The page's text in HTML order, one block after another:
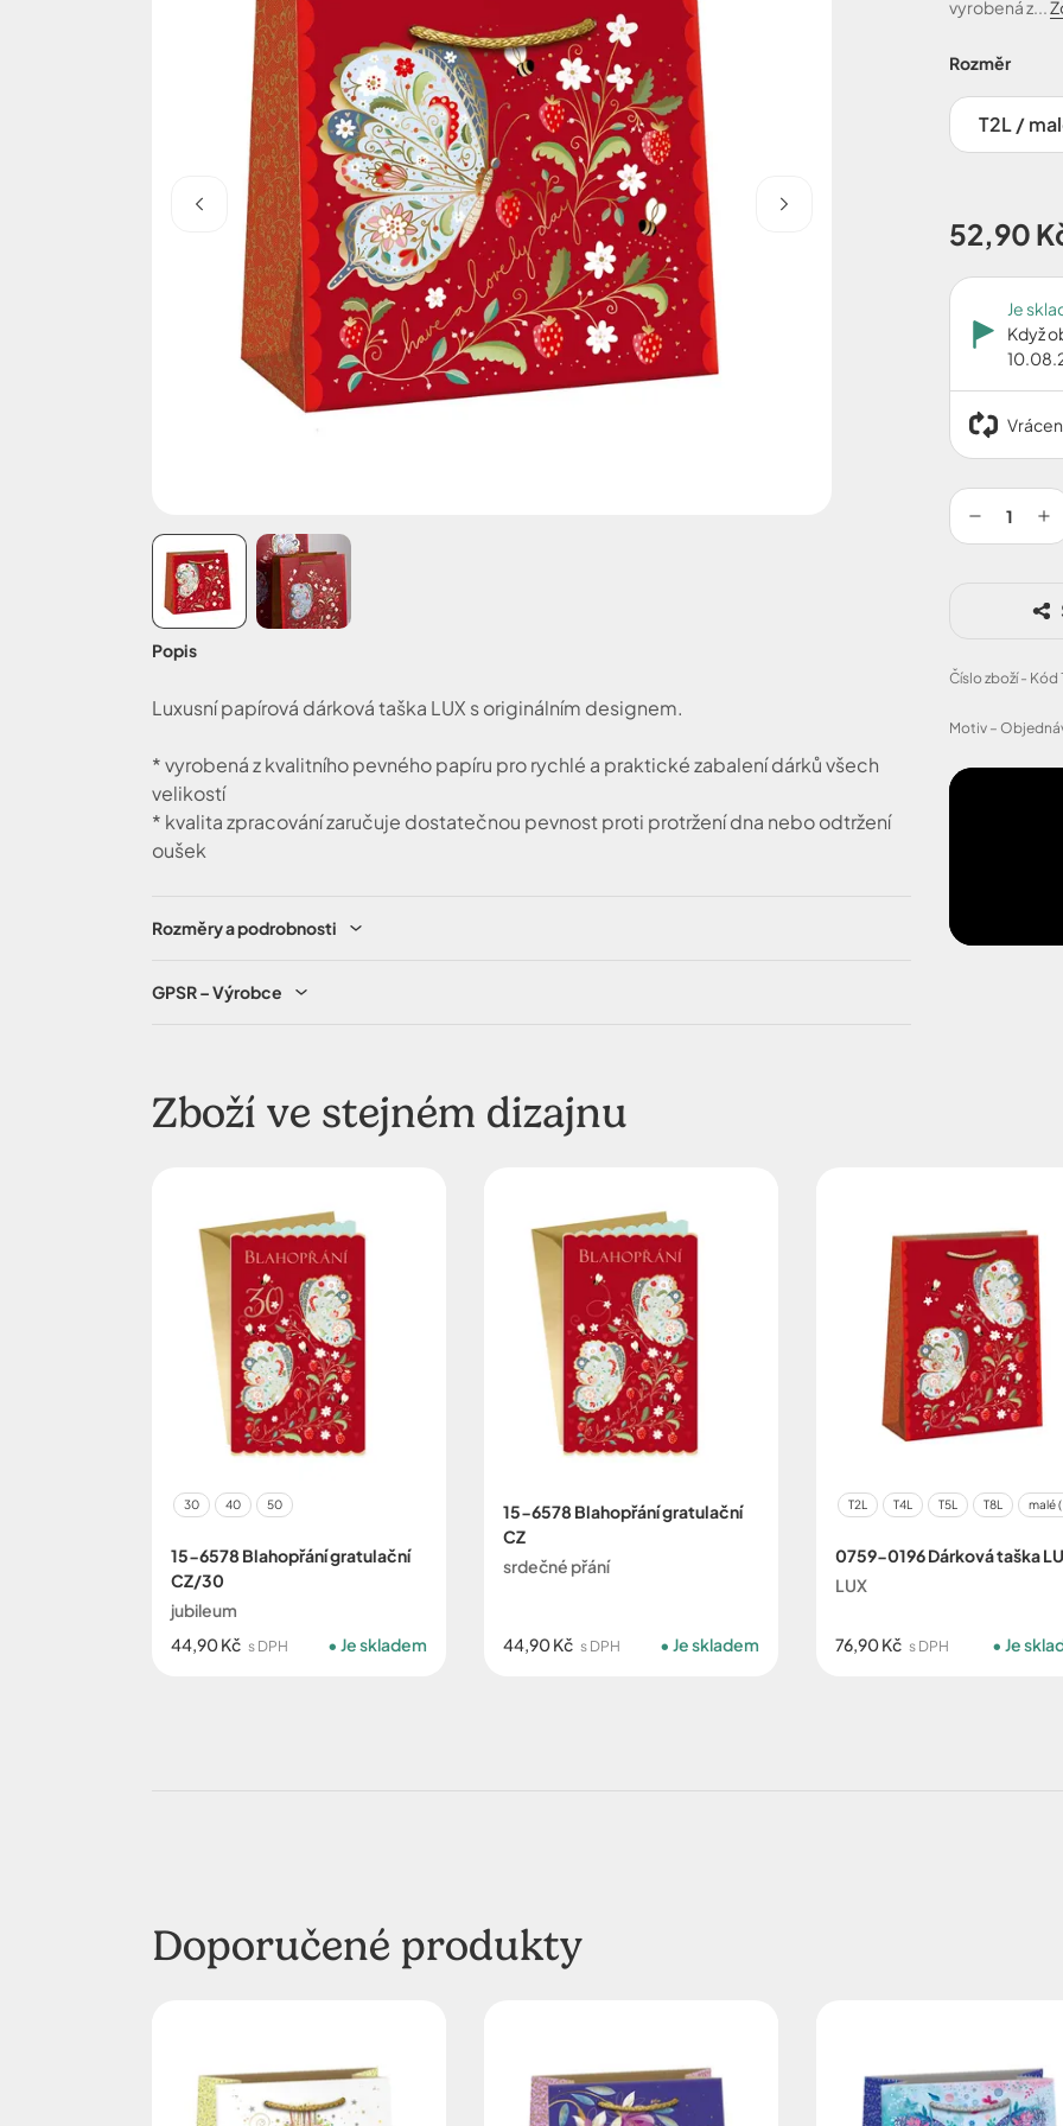
Popis
Luxusní papírová dárková taška LUX s originálním designem.
* vyrobená z kvalitního pevného papíru pro rychlé a praktické zabalení dárků všech
velikostí
* kvalita zpracování zaručuje dostatečnou pevnost proti protržení dna nebo odtržení
oušek
Rozměry a podrobnosti
GPSR – Výrobce
vyrobená z...
Rozměr
T2L /
52,90
Je
Když
Číslo zboží - Kód
Motiv –
Zboží ve stejném dizajnu
30 40 50
15-6578 Blahopřání gratulační
CZ/30
jubileum
44,90 Kč s DPH Je skladem
15-6578 Blahopřání gratulační
CZ
srdečné přání
44,90 Kč s DPH Je skladem
T2L T4L T5L T8L malé
0759-0196 Dárková taška
LUX
76,90 Kč s DPH Je
Doporučené produkty